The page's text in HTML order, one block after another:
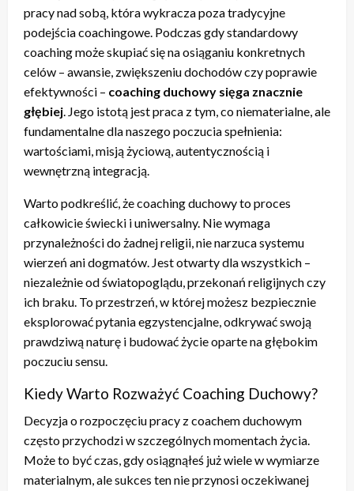
pracy nad sobą, która wykracza poza tradycyjne
podejścia coachingowe. Podczas gdy standardowy
coaching może skupiać się na osiąganiu konkretnych
celów – awansie, zwiększeniu dochodów czy poprawie
efektywności – coaching duchowy sięga znacznie
głębiej. Jego istotą jest praca z tym, co niematerialne, ale
fundamentalne dla naszego poczucia spełnienia:
wartościami, misją życiową, autentycznością i
wewnętrzną integracją.
Warto podkreślić, że coaching duchowy to proces
całkowicie świecki i uniwersalny. Nie wymaga
przynależności do żadnej religii, nie narzuca systemu
wierzeń ani dogmatów. Jest otwarty dla wszystkich –
niezależnie od światopoglądu, przekonań religijnych czy
ich braku. To przestrzeń, w której możesz bezpiecznie
eksplorować pytania egzystencjalne, odkrywać swoją
prawdziwą naturę i budować życie oparte na głębokim
poczuciu sensu.
Kiedy Warto Rozważyć Coaching Duchowy?
Decyzja o rozpoczęciu pracy z coachem duchowym
często przychodzi w szczególnych momentach życia.
Może to być czas, gdy osiągnąłeś już wiele w wymiarze
materialnym, ale sukces ten nie przynosi oczekiwanej